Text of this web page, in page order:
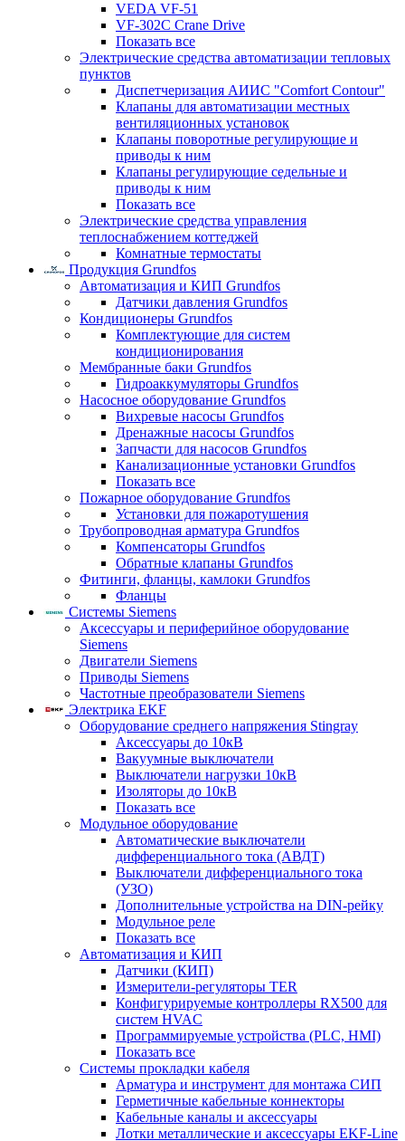
VEDA VF-51
VF-302C Crane Drive
Показать все
Электрические средства автоматизации тепловых
пунктов
Диспетчеризация АИИС "Comfort Contour"
Клапаны для автоматизации местных
вентиляционных установок
Клапаны поворотные регулирующие и
приводы к ним
Клапаны регулирующие седельные и
приводы к ним
Показать все
Электрические средства управления
теплоснабжением коттеджей
Комнатные термостаты
Продукция Grundfos
Автоматизация и КИП Grundfos
Датчики давления Grundfos
Кондиционеры Grundfos
Комплектующие для систем
кондиционирования
Мембранные баки Grundfos
Гидроаккумуляторы Grundfos
Насосное оборудование Grundfos
Вихревые насосы Grundfos
Дренажные насосы Grundfos
Запчасти для насосов Grundfos
Канализационные установки Grundfos
Показать все
Пожарное оборудование Grundfos
Установки для пожаротушения
Трубопроводная арматура Grundfos
Компенсаторы Grundfos
Обратные клапаны Grundfos
Фитинги, фланцы, камлоки Grundfos
Фланцы
Системы Siemens
Аксессуары и периферийное оборудование
Siemens
Двигатели Siemens
Приводы Siemens
Частотные преобразователи Siemens
Электрика EKF
Оборудование среднего напряжения Stingray
Аксессуары до 10кВ
Вакуумные выключатели
Выключатели нагрузки 10кВ
Изоляторы до 10кВ
Показать все
Модульное оборудование
Автоматические выключатели
дифференциального тока (АВДТ)
Выключатели дифференциального тока
(УЗО)
Дополнительные устройства на DIN-рейку
Модульное реле
Показать все
Автоматизация и КИП
Датчики (КИП)
Измерители-регуляторы TER
Конфигурируемые контроллеры RX500 для
систем HVAC
Программируемые устройства (PLC, HMI)
Показать все
Системы прокладки кабеля
Арматура и инструмент для монтажа СИП
Герметичные кабельные коннекторы
Кабельные каналы и аксессуары
Лотки металлические и аксессуары EKF-Line